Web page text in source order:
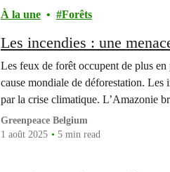
À la une Forêts
Les incendies : une
Les feux de forêt occupent de plus en
cause mondiale de déforestation. Les
par la crise climatique. L’Amazonie
Greenpeace Belgium
1 août 2025
5 min read